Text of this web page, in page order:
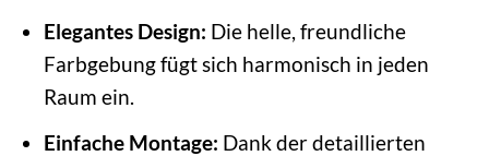
Elegantes Design: Die helle, freundliche
Farbgebung fügt sich harmonisch in jeden
Raum ein.
Einfache Montage: Dank der detaillierten